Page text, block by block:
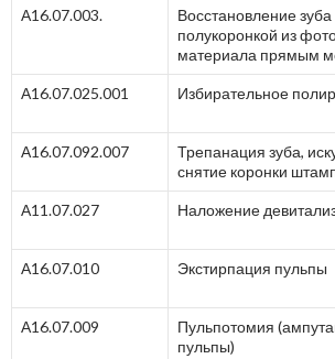
А16.07.003.
Восстановление
полукоронкой из
материала прямым
А16.07.025.001 Избирательное
А16.07.092.007
Трепанация зуба,
снятие коронки
А11.07.027 Наложение
А16.07.010 Экстирпация пульпы
А16.07.009
Пульпотомия
пульпы)